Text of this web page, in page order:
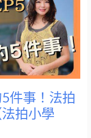
件事！法拍
拍小學